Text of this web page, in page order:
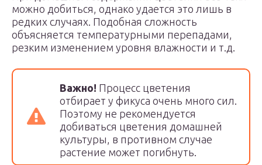
можно добиться, однако удается это лишь в
редких случаях. Подобная сложность
объясняется температурными перепадами,
резким изменением уровня влажности и т.д.
Важно! Процесс цветения
отбирает у фикуса очень много сил.
Поэтому не рекомендуется
добиваться цветения домашней
культуры, в противном случае
растение может погибнуть.